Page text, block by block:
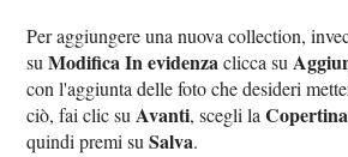
Per aggiungere una nuova collection,
suModifica In evidenzaclicca su
con l'aggiunta delle foto che desideri
ciò, fai clic su Avanti, scegli laCopertina
quindi premi suSalva.